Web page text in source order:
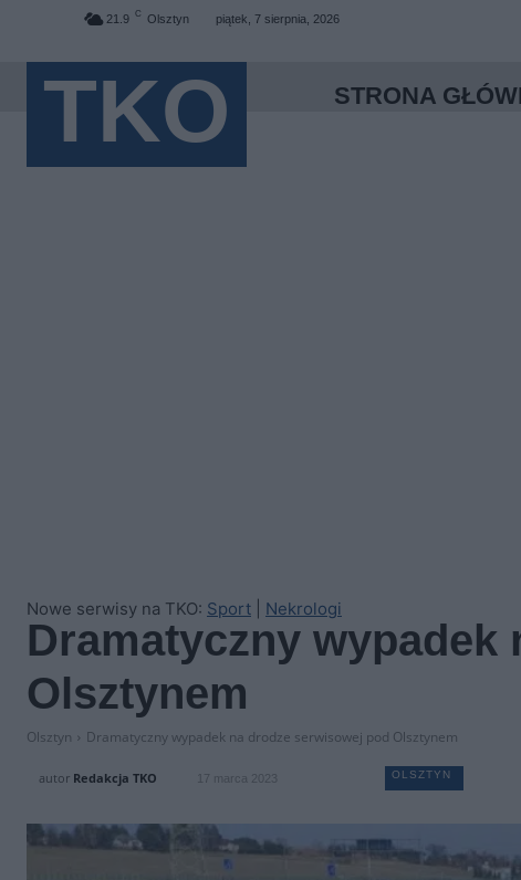
21.9 C Olsztyn piątek, 7 sierpnia, 2026
TKO STRONA
Nowe serwisy na TKO: Sport Nekrologi
Dramatyczny wypadek
Olsztynem
Olsztyn Dramatyczny wypadek na drodze serwisowej pod Olsztynem
autor Redakcja TKO 17 marca 2023 OLSZTYN